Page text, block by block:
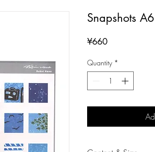
Snapshots
¥660Price
Quantity *